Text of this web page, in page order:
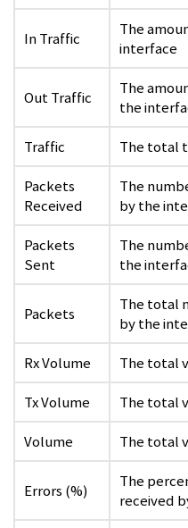
In Traffic
The
interface
Out Traffic
The
the
Traffic
The total
Packets
Received
The
by the
Packets
Sent
The
the
Packets
The total
by the
Rx Volume
The total
Tx Volume
The total
Volume
The total
Errors (%)
The
received